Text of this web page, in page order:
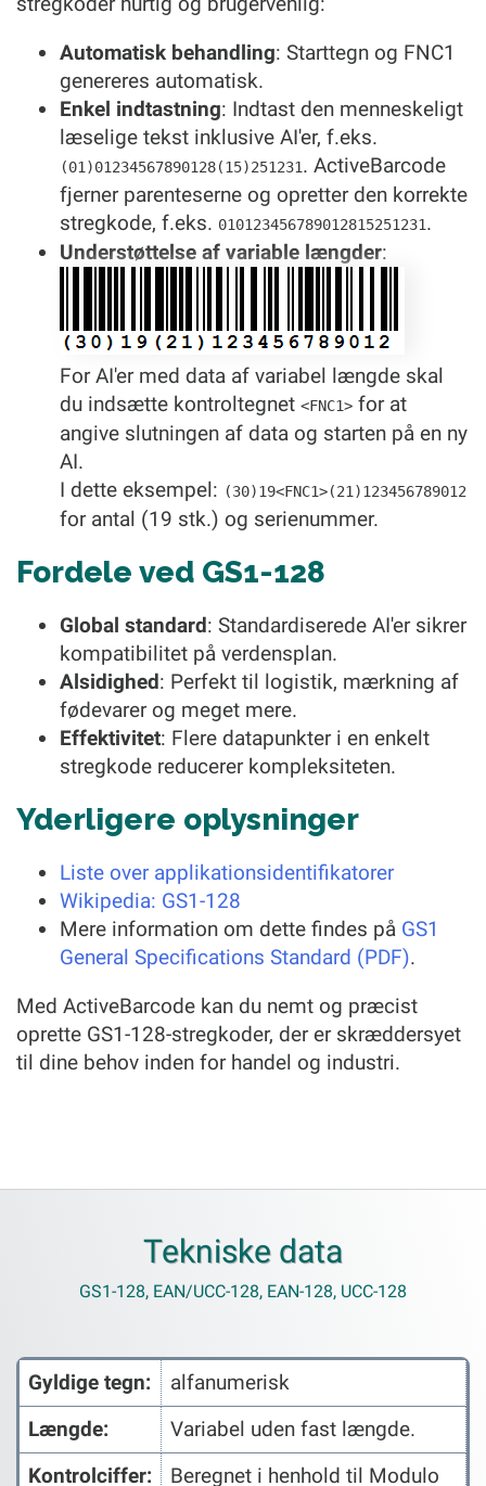
Automatisk behandling: Starttegn og FNC1
genereres automatisk.
Enkel indtastning: Indtast den menneskeligt
læselige tekst inklusive AI'er, f.eks.
(01)01234567890128(15)251231. ActiveBarcode
fjerner parenteserne og opretter den korrekte
stregkode, f.eks. 010123456789012815251231.
Understøttelse af variable længder:
For AI'er med data af variabel længde skal
du indsætte kontroltegnet <FNC1> for at
angive slutningen af data og starten på en ny
AI.
I dette eksempel: (30)19<FNC1>(21)123456789012
for antal (19 stk.) og serienummer.
Fordele ved GS1-128
Global standard: Standardiserede AI'er sikrer
kompatibilitet på verdensplan.
Alsidighed: Perfekt til logistik, mærkning af
fødevarer og meget mere.
Effektivitet: Flere datapunkter i en enkelt
stregkode reducerer kompleksiteten.
Yderligere oplysninger
Liste over applikationsidentifikatorer
Wikipedia: GS1-128
Mere information om dette findes på GS1
General Specifications Standard (PDF).
Med ActiveBarcode kan du nemt og præcist
oprette GS1-128-stregkoder, der er skræddersyet
til dine behov inden for handel og industri.
Tekniske data
GS1-128, EAN/UCC-128, EAN-128, UCC-128
Gyldige tegn:
alfanumerisk
Længde:
Variabel uden fast længde.
Kontrolciffer:
Beregnet i henhold til Modulo